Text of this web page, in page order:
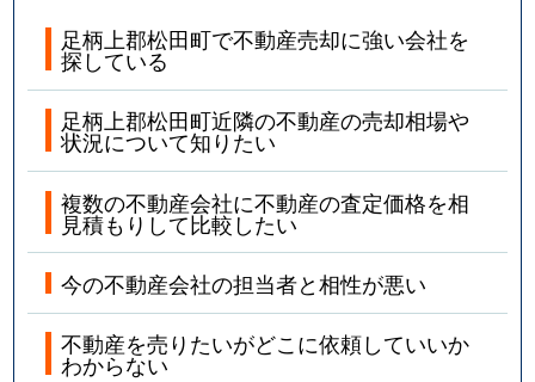
足柄上郡松田町で不動産売却に強い会社を
探している
足柄上郡松田町近隣の不動産の売却相場や
状況について知りたい
複数の不動産会社に不動産の査定価格を相
見積もりして比較したい
今の不動産会社の担当者と相性が悪い
不動産を売りたいがどこに依頼していいか
わからない